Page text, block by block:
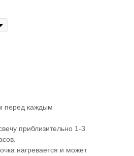
перед каждым
приблизительно 1-3
нагревается и может